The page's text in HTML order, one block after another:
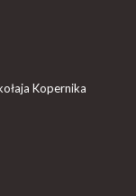
Kopernika